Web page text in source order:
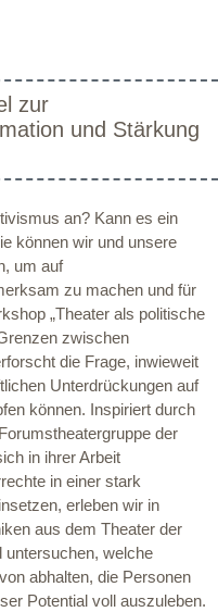
zur
und Stärkung
an? Kann es ein
können wir und unsere
um auf
zu machen und für
„Theater als politische
zwischen
die Frage, inwieweit
Unterdrückungen auf
können. Inspiriert durch
der
in ihrer Arbeit
in einer stark
erleben wir in
aus dem Theater der
untersuchen, welche
abhalten, die Personen
Potential voll auszuleben.